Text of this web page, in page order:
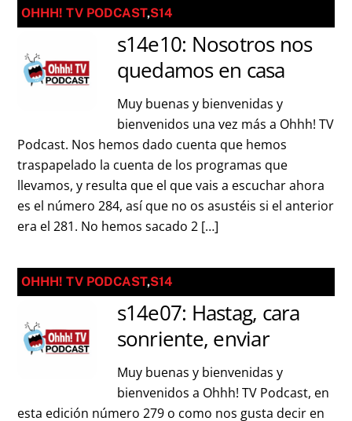
OHHH! TV PODCAST,S14
s14e10: Nosotros nos
quedamos en casa
Muy buenas y bienvenidas y
bienvenidos una vez más a Ohhh! TV
Podcast. Nos hemos dado cuenta que hemos
traspapelado la cuenta de los programas que
llevamos, y resulta que el que vais a escuchar ahora
es el número 284, así que no os asustéis si el anterior
era el 281. No hemos sacado 2 […]
OHHH! TV PODCAST,S14
s14e07: Hastag, cara
sonriente, enviar
Muy buenas y bienvenidas y
bienvenidos a Ohhh! TV Podcast, en
esta edición número 279 o como nos gusta decir en